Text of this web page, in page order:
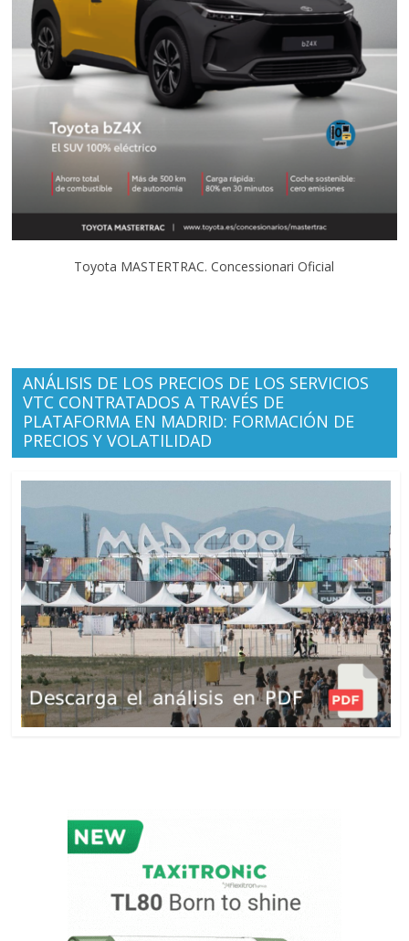
Toyota MASTERTRAC. Concessionari Oficial
ANÁLISIS DE LOS PRECIOS DE LOS SERVICIOS
VTC CONTRATADOS A TRAVÉS DE
PLATAFORMA EN MADRID: FORMACIÓN DE
PRECIOS Y VOLATILIDAD